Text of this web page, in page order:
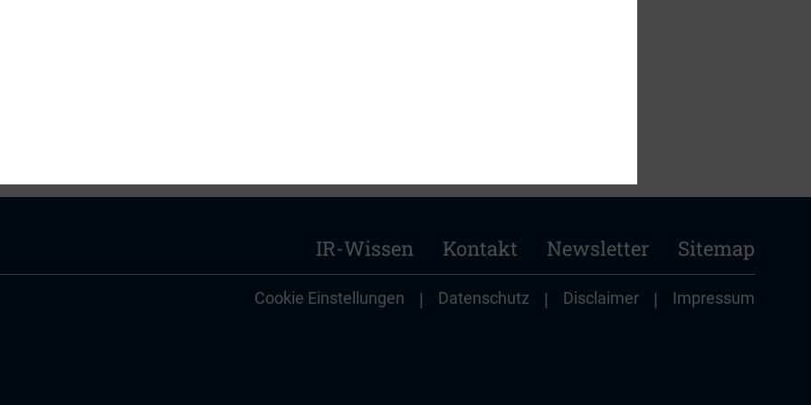
IR-Wissen Kontakt Newsletter Sitemap
Cookie Einstellungen | Datenschutz | Disclaimer | Impressum